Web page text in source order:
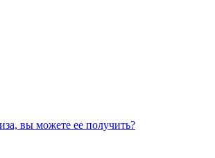
вы можете ее получить?